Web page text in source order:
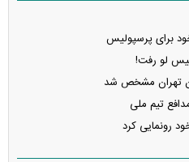
برای پرسپولیس
لو رفت!
تهران مشخص شد
تیم ملی
رونمایی کرد